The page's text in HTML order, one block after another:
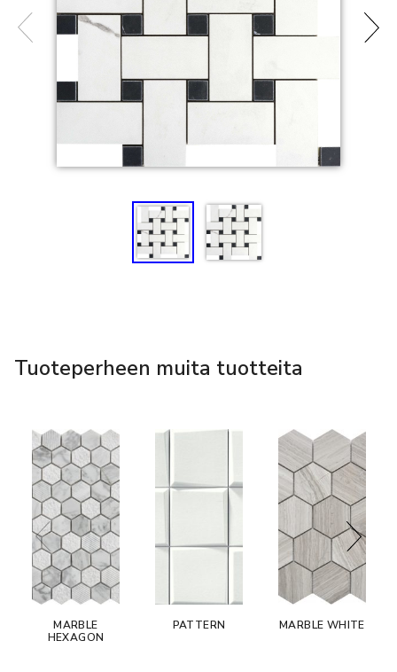
Tuoteperheen muita tuotteita
MARBLE
HEXAGON
PATTERN MARBLE WHITE